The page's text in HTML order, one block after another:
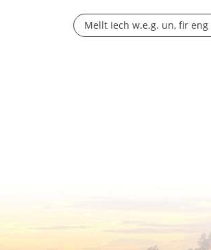
Mellt Iech w.e.g. un, fir